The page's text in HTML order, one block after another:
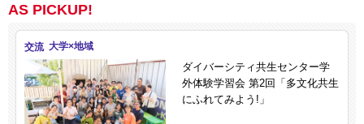
AS PICKUP!
交流
ダイバーシティ共生センター学
外体験学習会 第2回「多文化共生
にふれてみよう!」